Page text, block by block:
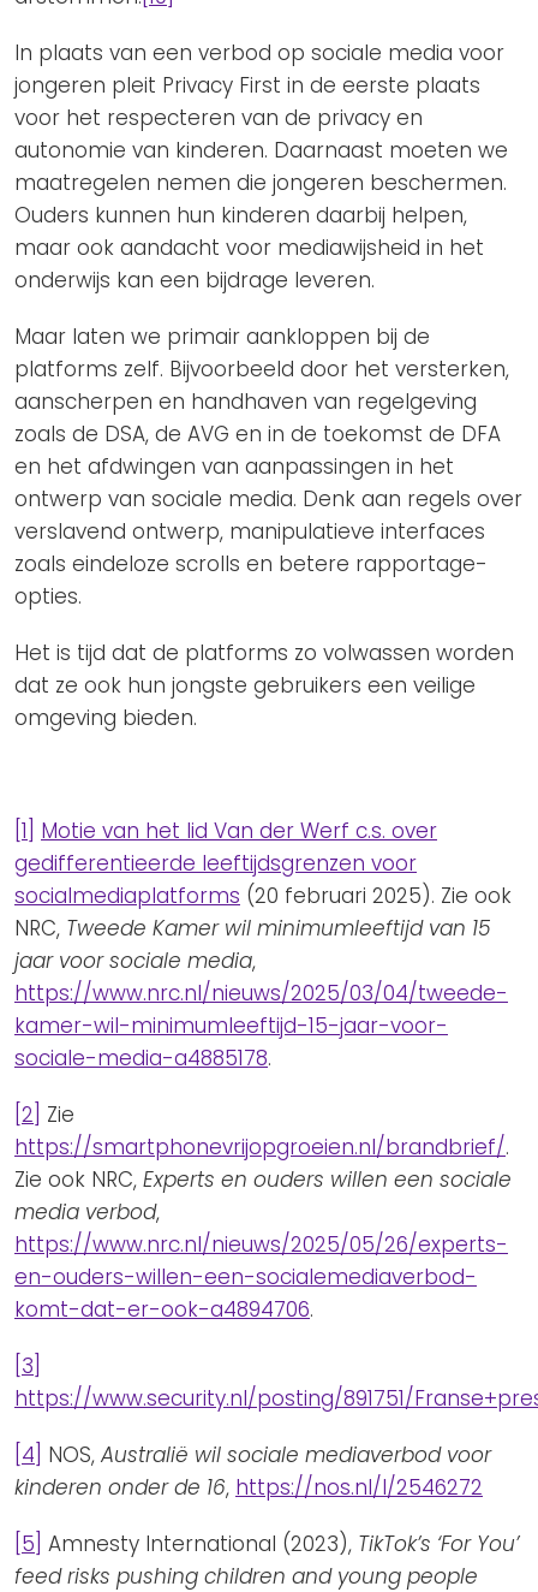
In plaats van een verbod op sociale media voor
jongeren pleit Privacy First in de eerste plaats
voor het respecteren van de privacy en
autonomie van kinderen. Daarnaast moeten we
maatregelen nemen die jongeren beschermen.
Ouders kunnen hun kinderen daarbij helpen,
maar ook aandacht voor mediawijsheid in het
onderwijs kan een bijdrage leveren.
Maar laten we primair aankloppen bij de
platforms zelf. Bijvoorbeeld door het versterken,
aanscherpen en handhaven van regelgeving
zoals de DSA, de AVG en in de toekomst de DFA
en het afdwingen van aanpassingen in het
ontwerp van sociale media. Denk aan regels over
verslavend ontwerp, manipulatieve interfaces
zoals eindeloze scrolls en betere rapportage-
opties.
Het is tijd dat de platforms zo volwassen worden
dat ze ook hun jongste gebruikers een veilige
omgeving bieden.
[1] Motie van het lid Van der Werf c.s. over
gedifferentieerde leeftijdsgrenzen voor
socialmediaplatforms (20 februari 2025). Zie ook
NRC, Tweede Kamer wil minimumleeftijd van 15
jaar voor sociale media,
https://www.nrc.nl/nieuws/2025/03/04/tweede-
kamer-wil-minimumleeftijd-15-jaar-voor-
sociale-media-a4885178.
[2] Zie
https://smartphonevrijopgroeien.nl/brandbrief/.
Zie ook NRC, Experts en ouders willen een sociale
media verbod,
https://www.nrc.nl/nieuws/2025/05/26/experts-
en-ouders-willen-een-socialemediaverbod-
komt-dat-er-ook-a4894706.
[3]
https://www.security.nl/posting/891751/
[4] NOS, Australië wil sociale mediaverbod voor
kinderen onder de 16, https://nos.nl/l/2546272
[5] Amnesty International (2023), TikTok’s ‘For You’
feed risks pushing children and young people